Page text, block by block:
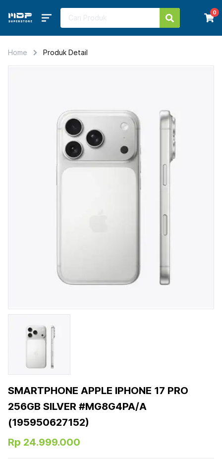
0
Home Produk Detail
SMARTPHONE APPLE IPHONE 17 PRO
256GB SILVER #MG8G4PA/A
(195950627152)
Rp 24.999.000